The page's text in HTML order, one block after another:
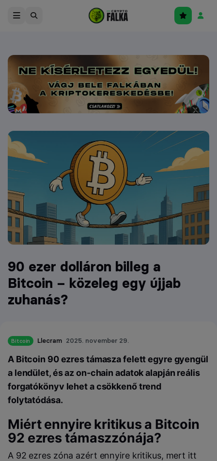
90 ezer dolláron billeg a
Bitcoin – közeleg egy újjab
zuhanás?
Bitcoin Llecram 2025. november 29.
A Bitcoin 90 ezres támasza felett egyre gyengül
a lendület, és az on-chain adatok alapján reális
forgatókönyv lehet a csökkenő trend
folytatódása.
Miért ennyire kritikus a Bitcoin
92 ezres támaszzónája?
A 92 ezres zóna azért ennyire kritikus, mert itt